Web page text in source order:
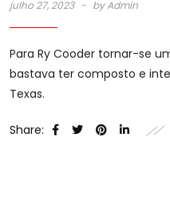
julho 27, 2023 byAdmin
Para Ry Cooder tornar-se
bastava ter composto e
Texas.
Share: